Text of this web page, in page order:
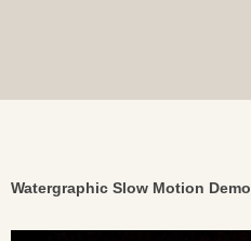
Watergraphic Slow Motion Demo